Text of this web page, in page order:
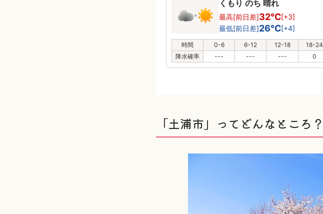
くもり のち 晴れ
最高[前日差]32℃[+3]
最低[前日差]26℃[+4]
時間 0-6 6-12 12-18
18-24
降水確率
--- --- --- 0
「土浦市」ってどんなところ？